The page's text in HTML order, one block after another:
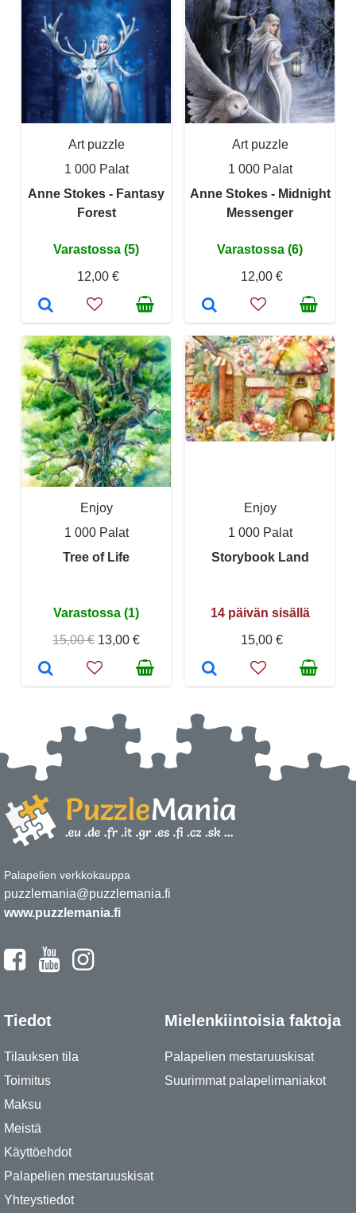
Art puzzle
1 000 Palat
Anne Stokes - Fantasy
Forest
Varastossa (5)
12,00 €
Art puzzle
1 000 Palat
Anne Stokes - Midnight
Messenger
Varastossa (6)
12,00 €
Enjoy
1 000 Palat
Tree of Life
Varastossa (1)
15,00 € 13,00 €
Enjoy
1 000 Palat
Storybook Land
14 päivän sisällä
15,00 €
Palapelien verkkokauppa
puzzlemania@puzzlemania.fi
www.puzzlemania.fi
Tiedot
Tilauksen tila
Toimitus
Maksu
Meistä
Käyttöehdot
Palapelien mestaruuskisat
Yhteystiedot
Mielenkiintoisia faktoja
Palapelien mestaruuskisat
Suurimmat palapelimaniakot